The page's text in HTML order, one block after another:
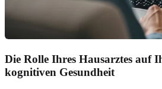
Die Rolle Ihres Hausarztes auf
kognitiven Gesundheit